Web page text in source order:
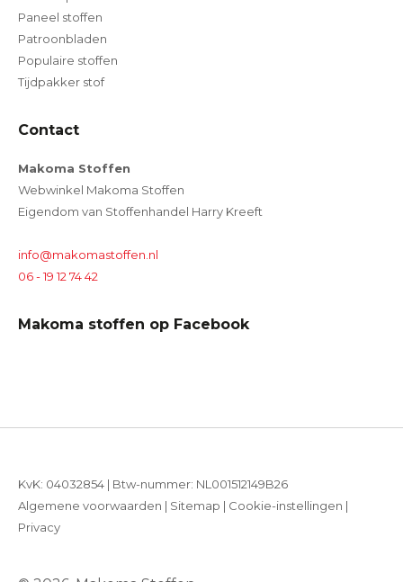
Paneel stoffen
Patroonbladen
Populaire stoffen
Tijdpakker stof
Contact
Makoma Stoffen
Webwinkel Makoma Stoffen
Eigendom van Stoffenhandel Harry Kreeft
info@makomastoffen.nl
06 - 19 12 74 42
Makoma stoffen op Facebook
KvK: 04032854 | Btw-nummer: NL001512149B26
Algemene voorwaarden | Sitemap | Cookie-instellingen |
Privacy